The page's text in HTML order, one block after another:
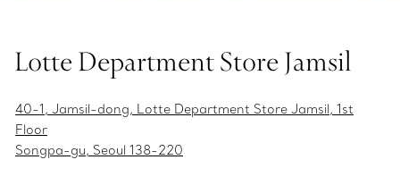
Lotte Department Store Jamsil
40-1, Jamsil-dong, Lotte Department Store Jamsil, 1st
Floor
Songpa-gu, Seoul 138-220